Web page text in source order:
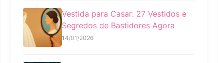
Vestida para Casar: 27 Vestidos e
Segredos de Bastidores Agora
14/01/2026